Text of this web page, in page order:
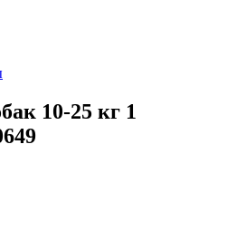
10-25 кг 1